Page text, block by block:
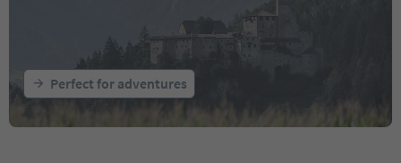
Perfect for adventures